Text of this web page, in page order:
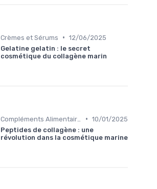
Crèmes et Sérums • 12/06/2025
Gelatine gelatin : le secret
cosmétique du collagène marin
• 10/01/2025
Peptides de collagène : une
révolution dans la cosmétique marine